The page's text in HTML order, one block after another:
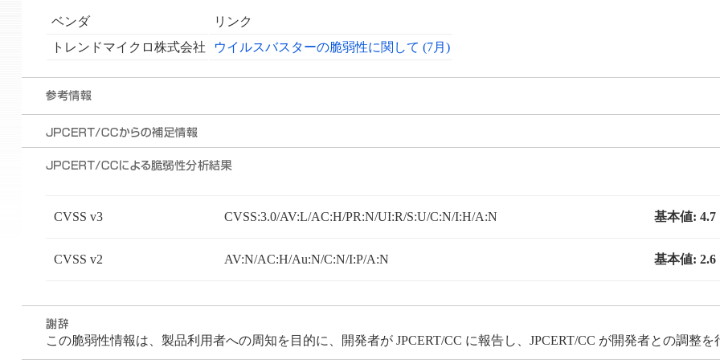
ベンダ
リンク
トレンドマイクロ株式会社
ウイルスバスターの脆弱性に関して (7月)
CVSS v3 CVSS:3.0/AV:L/AC:H/PR:N/UI:R/S:U/C:N/I:H/A:N 基本値: 4.7
CVSS v2 AV:N/AC:H/Au:N/C:N/I:P/A:N 基本値: 2.6
この脆弱性情報は、製品利用者への周知を目的に、開発者が JPCERT/CC に報告し、JPCERT/CC が開発者との調整を